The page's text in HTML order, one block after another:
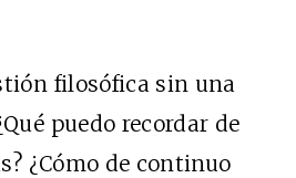
filosófica sin una
puedo recordar de
¿Cómo de continuo